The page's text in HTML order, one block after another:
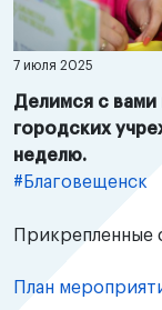
7 июля 2025
Делимся с
городских
неделю.
#Благовещенск
Прикрепленные
План